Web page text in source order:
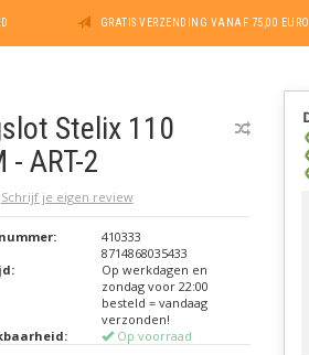
GRATIS VERZENDING VANAF 75,00 EURO
Stelix 110
- ART-2
Schrijf je eigen review
410333
8714868035433
Op werkdagen en
zondag voor 22:00
besteld = vandaag
verzonden!
Op voorraad